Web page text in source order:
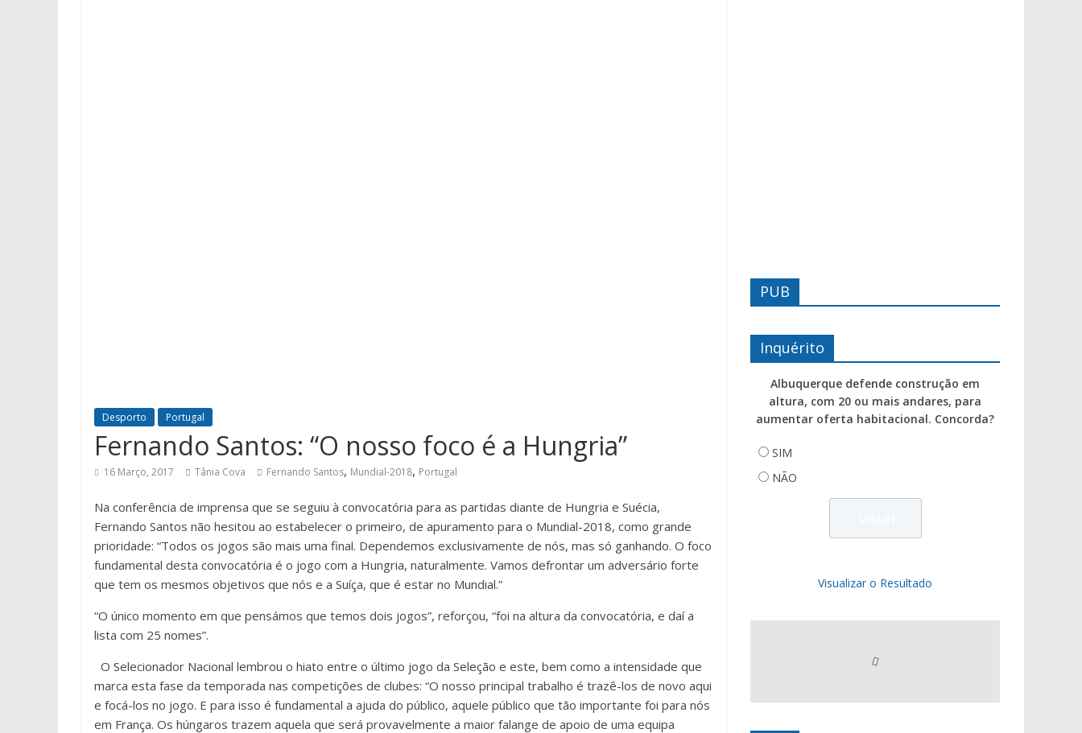
Desporto Portugal
Fernando Santos: “O nosso foco é a Hungria”
16 Março, 2017 Tânia Cova Fernando Santos, Mundial-2018, Portugal
Na conferência de imprensa que se seguiu à convocatória para as partidas diante de Hungria e Suécia,
Fernando Santos não hesitou ao estabelecer o primeiro, de apuramento para o Mundial-2018, como grande
prioridade: “Todos os jogos são mais uma final. Dependemos exclusivamente de nós, mas só ganhando. O foco
fundamental desta convocatória é o jogo com a Hungria, naturalmente. Vamos defrontar um adversário forte
que tem os mesmos objetivos que nós e a Suíça, que é estar no Mundial.”
“O único momento em que pensámos que temos dois jogos”, reforçou, “foi na altura da convocatória, e daí a
lista com 25 nomes”.
O Selecionador Nacional lembrou o hiato entre o último jogo da Seleção e este, bem como a intensidade que
marca esta fase da temporada nas competições de clubes: “O nosso principal trabalho é trazê-los de novo aqui
e focá-los no jogo. E para isso é fundamental a ajuda do público, aquele público que tão importante foi para nós
em França. Os húngaros trazem aquela que será provavelmente a maior falange de apoio de uma equipa
PUB
Inquérito
Albuquerque defende construção em
altura, com 20 ou mais andares, para
aumentar oferta habitacional. Concorda?
SIM
NÃO
Visualizar o Resultado